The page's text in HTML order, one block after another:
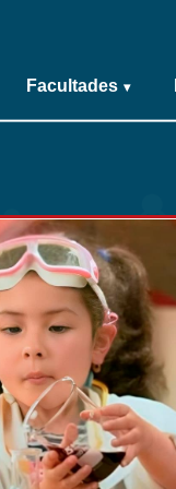
Facultades ▾